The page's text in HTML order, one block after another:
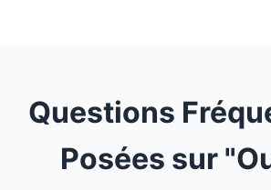
Questions
Posées sur